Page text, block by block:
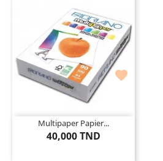

Multipaper Papier...
40,000 TND